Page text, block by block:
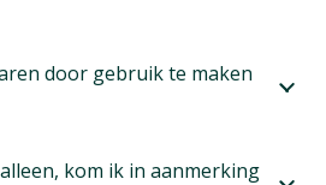
door gebruik te maken
kom ik in aanmerking